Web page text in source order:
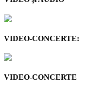
VIDEO-CONCERTE:
VIDEO-CONCERTE